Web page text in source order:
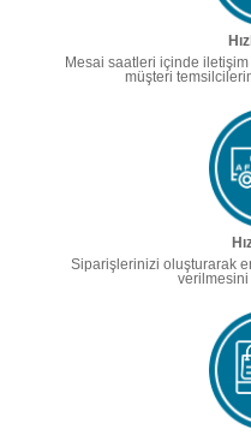
Mesai saatleri içinde iletişim
müşteri
Siparişlerinizi oluşturarak